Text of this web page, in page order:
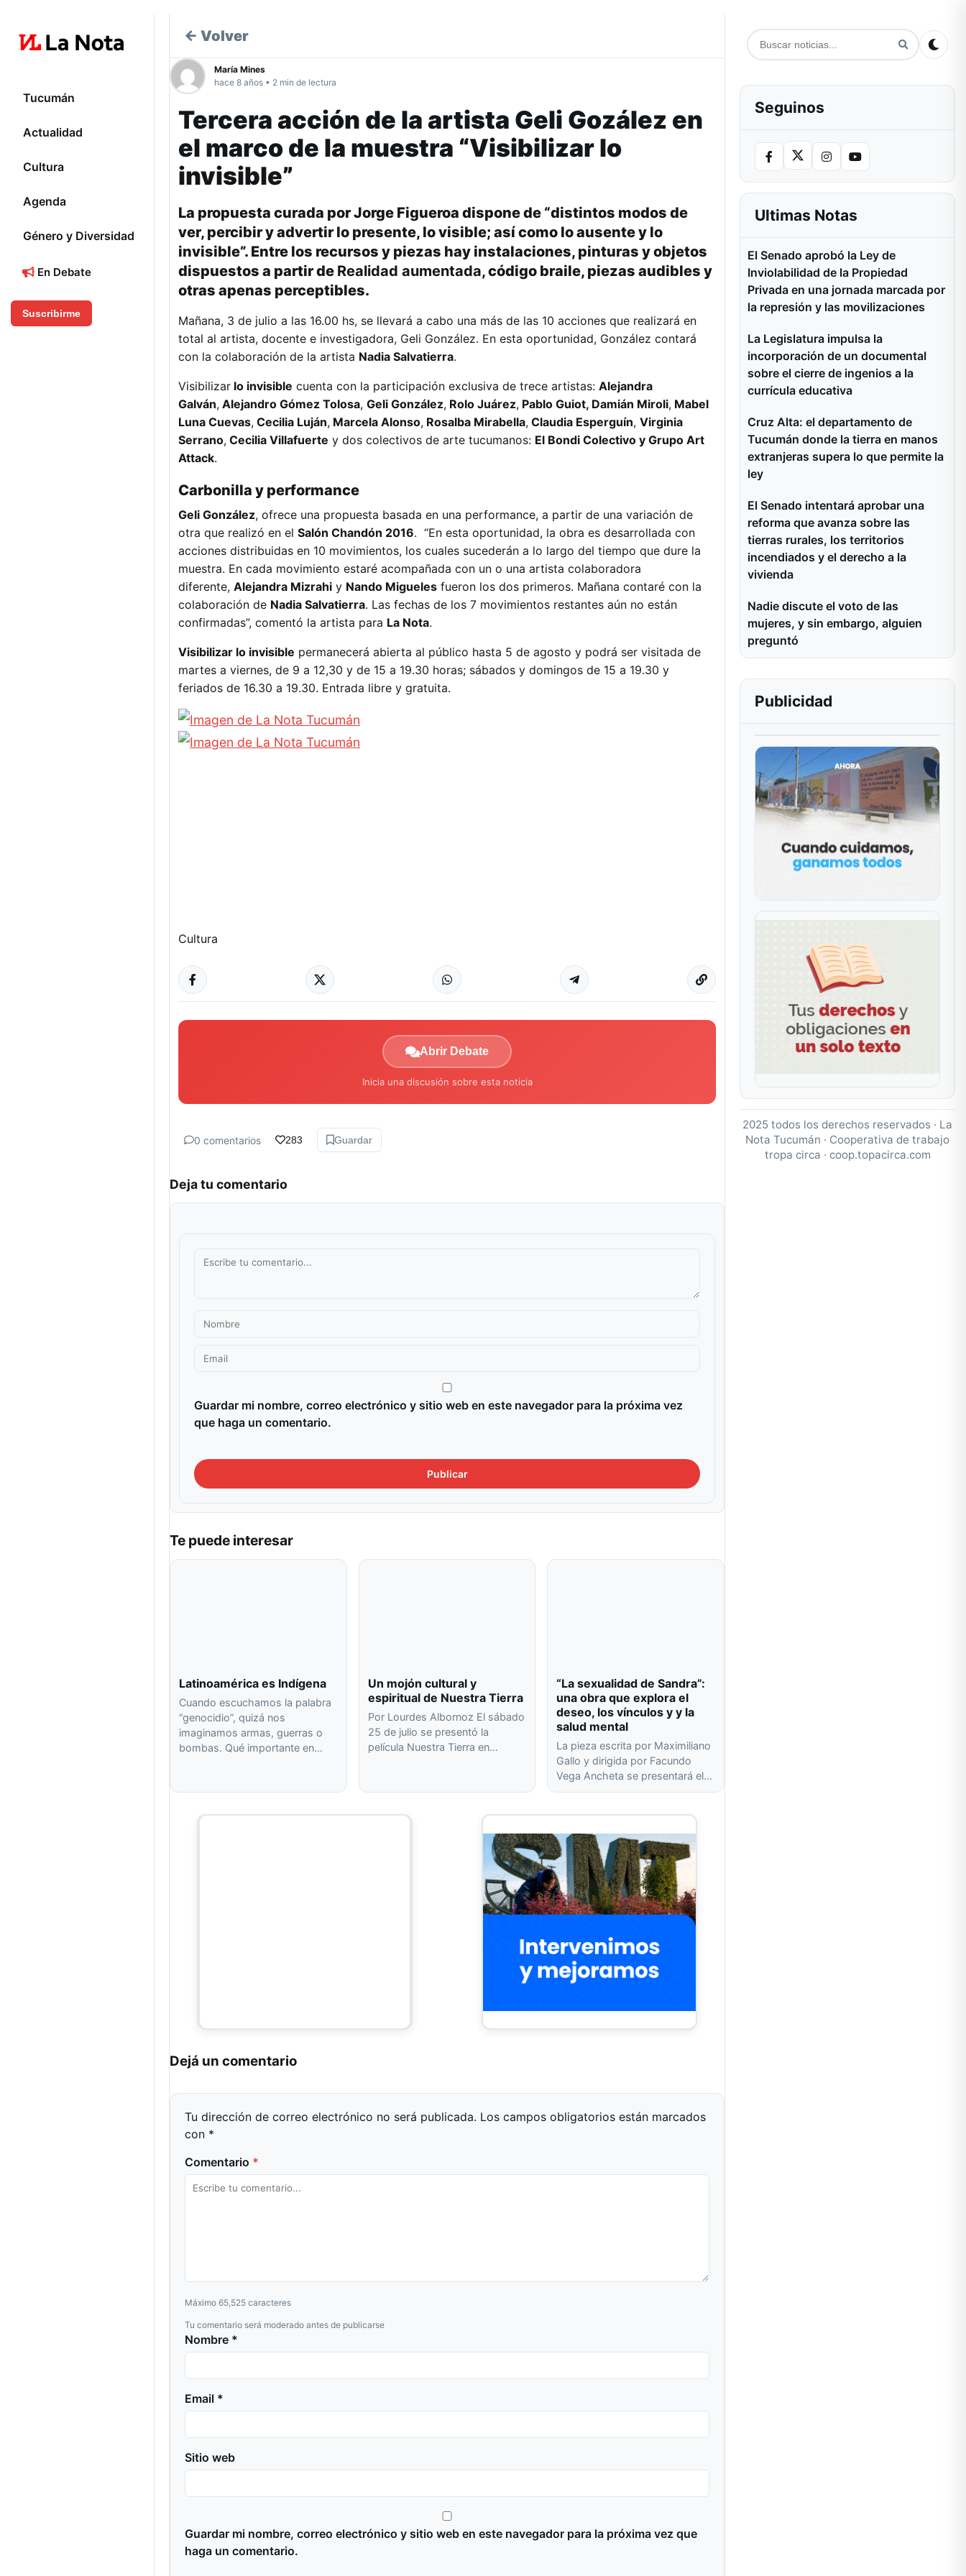
Tucumán
Actualidad
Cultura
Agenda
Género y Diversidad
En Debate
Suscribirme
← Volver
María Mines
hace 8 años • 2 min de lectura
Tercera acción de la artista Geli Gozález en
el marco de la muestra “Visibilizar lo
invisible”
La propuesta curada por Jorge Figueroa dispone de “distintos modos de
ver, percibir y advertir lo presente, lo visible; así como lo ausente y lo
invisible”. Entre los recursos y piezas hay instalaciones, pinturas y objetos
dispuestos a partir de Realidad aumentada, código braile, piezas audibles y
otras apenas perceptibles.
Mañana, 3 de julio a las 16.00 hs, se llevará a cabo una más de las 10 acciones que realizará en
total al artista, docente e investigadora, Geli González. En esta oportunidad, González contará
con la colaboración de la artista Nadia Salvatierra.
Visibilizar lo invisible cuenta con la participación exclusiva de trece artistas: Alejandra
Galván, Alejandro Gómez Tolosa, Geli González, Rolo Juárez, Pablo Guiot, Damián Miroli, Mabel
Luna Cuevas, Cecilia Luján, Marcela Alonso, Rosalba Mirabella, Claudia Esperguín, Virginia
Serrano, Cecilia Villafuerte y dos colectivos de arte tucumanos: El Bondi Colectivo y Grupo Art
Attack.
Carbonilla y performance
Geli González, ofrece una propuesta basada en una performance, a partir de una variación de
otra que realizó en el Salón Chandón 2016. “En esta oportunidad, la obra es desarrollada con
acciones distribuidas en 10 movimientos, los cuales sucederán a lo largo del tiempo que dure la
muestra. En cada movimiento estaré acompañada con un o una artista colaboradora
diferente, Alejandra Mizrahi y Nando Migueles fueron los dos primeros. Mañana contaré con la
colaboración de Nadia Salvatierra. Las fechas de los 7 movimientos restantes aún no están
confirmadas”, comentó la artista para La Nota.
Visibilizar lo invisible permanecerá abierta al público hasta 5 de agosto y podrá ser visitada de
martes a viernes, de 9 a 12,30 y de 15 a 19.30 horas; sábados y domingos de 15 a 19.30 y
feriados de 16.30 a 19.30. Entrada libre y gratuita.
Cultura
Abrir Debate
Inicia una discusión sobre esta noticia
0 comentarios 283 Guardar
Deja tu comentario
Guardar mi nombre, correo electrónico y sitio web en este navegador para la próxima vez
que haga un comentario.
Te puede interesar
Latinoamérica es Indígena
Cuando escuchamos la palabra
“genocidio”, quizá nos
imaginamos armas, guerras o
bombas. Qué importante en…
Un mojón cultural y
espiritual de Nuestra Tierra
Por Lourdes Albornoz El sábado
25 de julio se presentó la
película Nuestra Tierra en…
“La sexualidad de Sandra”:
una obra que explora el
deseo, los vínculos y y la
salud mental
La pieza escrita por Maximiliano
Gallo y dirigida por Facundo
Vega Ancheta se presentará el…
Dejá un comentario
Tu dirección de correo electrónico no será publicada. Los campos obligatorios están marcados
con *
Comentario *
Máximo 65,525 caracteres
Tu comentario será moderado antes de publicarse
Nombre *
Email *
Sitio web
Guardar mi nombre, correo electrónico y sitio web en este navegador para la próxima vez que
haga un comentario.
Seguinos
Ultimas Notas
El Senado aprobó la Ley de
Inviolabilidad de la Propiedad
Privada en una jornada marcada por
la represión y las movilizaciones
La Legislatura impulsa la
incorporación de un documental
sobre el cierre de ingenios a la
currícula educativa
Cruz Alta: el departamento de
Tucumán donde la tierra en manos
extranjeras supera lo que permite la
ley
El Senado intentará aprobar una
reforma que avanza sobre las
tierras rurales, los territorios
incendiados y el derecho a la
vivienda
Nadie discute el voto de las
mujeres, y sin embargo, alguien
preguntó
Publicidad
2025 todos los derechos reservados · La
Nota Tucumán · Cooperativa de trabajo
tropa circa · coop.topacirca.com